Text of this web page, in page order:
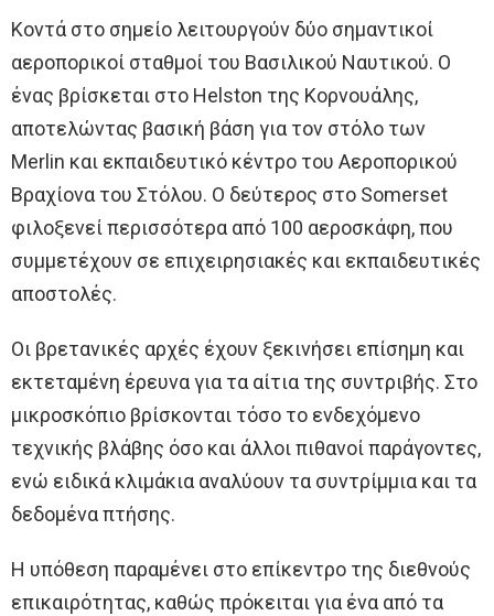
Κοντά στο σημείο λειτουργούν δύο σημαντικοί
αεροπορικοί σταθμοί του Βασιλικού Ναυτικού. Ο
ένας βρίσκεται στο Helston της Κορνουάλης,
αποτελώντας βασική βάση για τον στόλο των
Merlin και εκπαιδευτικό κέντρο του Αεροπορικού
Βραχίονα του Στόλου. Ο δεύτερος στο Somerset
φιλοξενεί περισσότερα από 100 αεροσκάφη, που
συμμετέχουν σε επιχειρησιακές και εκπαιδευτικές
αποστολές.
Οι βρετανικές αρχές έχουν ξεκινήσει επίσημη και
εκτεταμένη έρευνα για τα αίτια της συντριβής. Στο
μικροσκόπιο βρίσκονται τόσο το ενδεχόμενο
τεχνικής βλάβης όσο και άλλοι πιθανοί παράγοντες,
ενώ ειδικά κλιμάκια αναλύουν τα συντρίμμια και τα
δεδομένα πτήσης.
Η υπόθεση παραμένει στο επίκεντρο της διεθνούς
επικαιρότητας, καθώς πρόκειται για ένα από τα